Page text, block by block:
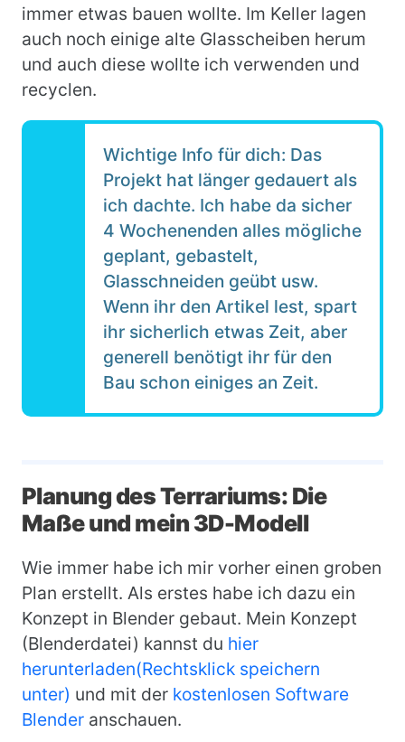
immer etwas bauen wollte. Im Keller lagen
auch noch einige alte Glasscheiben herum
und auch diese wollte ich verwenden und
recyclen.
Wichtige Info für dich: Das
Projekt hat länger gedauert als
ich dachte. Ich habe da sicher
4 Wochenenden alles mögliche
geplant, gebastelt,
Glasschneiden geübt usw.
Wenn ihr den Artikel lest, spart
ihr sicherlich etwas Zeit, aber
generell benötigt ihr für den
Bau schon einiges an Zeit.​
Planung des Terrariums: Die
Maße und mein 3D-Modell
Wie immer habe ich mir vorher einen groben
Plan erstellt. Als erstes habe ich dazu ein
Konzept in Blender gebaut. Mein Konzept
(Blenderdatei) kannst du hier
herunterladen(Rechtsklick speichern
unter) und mit der kostenlosen Software
Blender anschauen.